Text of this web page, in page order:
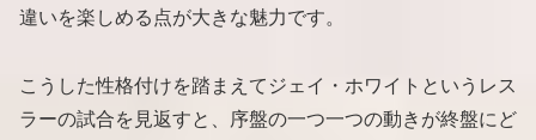
違いを楽しめる点が大きな魅力です。
こうした性格付けを踏まえてジェイ・ホワイトというレス
ラーの試合を見返すと、序盤の一つ一つの動きが終盤にど